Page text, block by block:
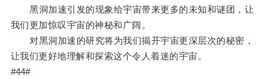
黑洞加速引发的现象给宇宙带来更多的未知和谜团，让
我们更加惊叹宇宙的神秘和广阔。
对黑洞加速的研究将为我们揭开宇宙更深层次的秘密，
让我们更好地理解和探索这个令人着迷的宇宙。
#44#